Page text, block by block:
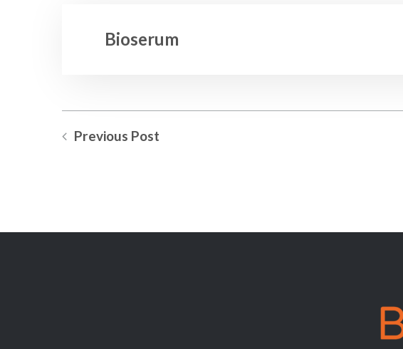
Bioserum
Previous Post